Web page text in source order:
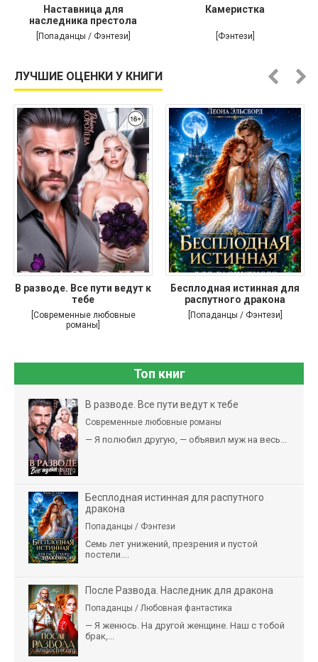
Наставница для
наследника престола
[Попаданцы / Фэнтези]
Камеристка
[Фэнтези]
ЛУЧШИЕ ОЦЕНКИ У КНИГИ
В разводе. Все пути ведут к
тебе
[Современные любовные
романы]
Бесплодная истинная для
распутного дракона
[Попаданцы / Фэнтези]
Топ книг
В разводе. Все пути ведут к тебе
Современные любовные романы
— Я полюбил другую, — объявил муж на весь...
Бесплодная истинная для распутного
дракона
Попаданцы / Фэнтези
Семь лет унижений, презрения и пустой
постели....
После Развода. Наследник для дракона
Попаданцы / Любовная фантастика
— Я женюсь. На другой женщине. Наш с тобой
брак,...